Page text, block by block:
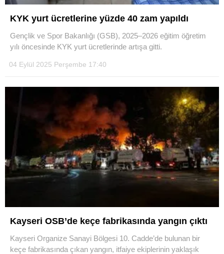
YEREL HABERLER
FAYDALI BILGILER
KYK yurt ücretlerine yüzde 40 zam yapıldı
Gençlik ve Spor Bakanlığı (GSB), 2025–2026 eğitim öğretim
yılı öncesinde KYK yurt ücretlerinde artışa gitti.
04 Eylül 2025 Perşembe 17:40
Kayseri OSB’de keçe fabrikasında yangın çıktı
Kayseri Organize Sanayi Bölgesi 10. Cadde’de bulunan bir
keçe fabrikasında çıkan yangın, itfaiye ekiplerinin yaklaşık